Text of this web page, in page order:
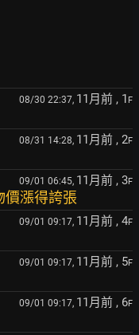
08/30 22:37, 11月前 , 1 F
08/31 14:28, 11月前 , 2F
09/01 06:45, 11月前 , 3F
價漲得誇張
09/01 09:17, 11月前 , 4F
09/01 09:17, 11月前 , 5F
09/01 09:17, 11月前 , 6F